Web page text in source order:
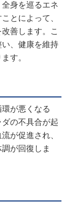
全身を巡るエネ
とによって、
善します。こ
、健康を維持
す。
が悪くなる
の不具合が起
が促進され、
が回復しま